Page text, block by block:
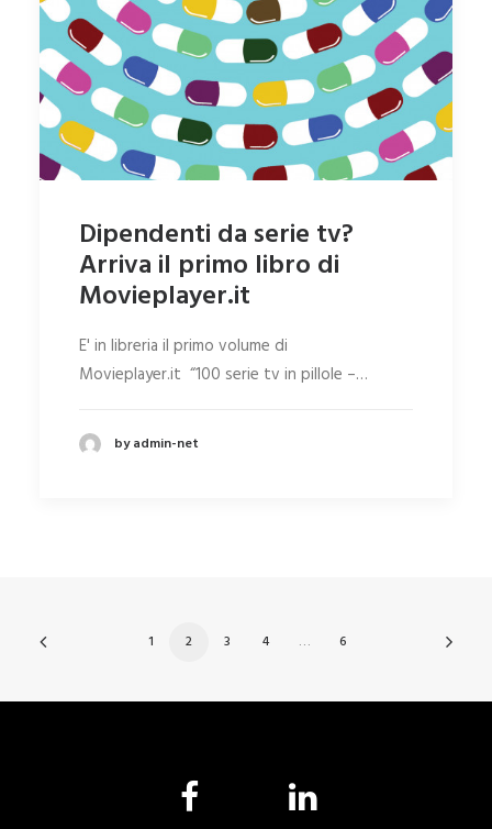
Dipendenti da serie tv?
Arriva il primo libro di
Movieplayer.it
E' in libreria il primo volume di
Movieplayer.it “100 serie tv in pillole –…
by admin-net
1 2 3 4 … 6